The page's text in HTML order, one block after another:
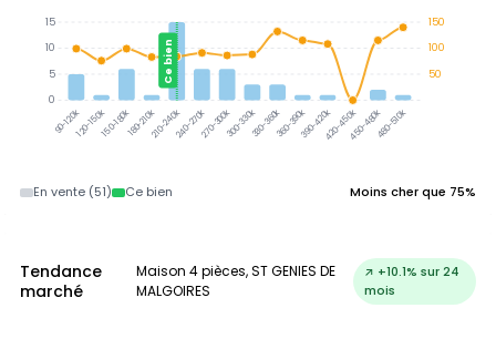
90-120k120-150k150-180k180-210k210-240k240-270k270-300k300-330k330-360k360-390k390-420k420-450k450-480k480-510k
Ce bien
150
100
50
15
10
5
0
En vente (51) Ce bien Moins cher que 75%
Tendance
marché
Maison 4 pièces, ST GENIES DE
MALGOIRES
↗ +10.1% sur 24
mois